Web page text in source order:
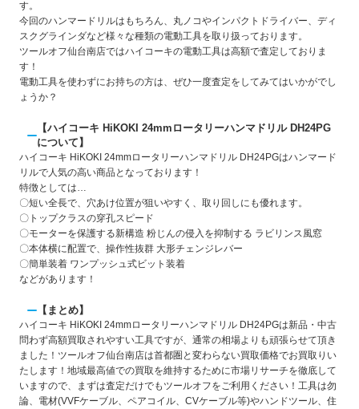
す。
今回のハンマードリルはもちろん、丸ノコやインパクトドライバー、ディ
スクグラインダなど様々な種類の電動工具を取り扱っております。
ツールオフ仙台南店ではハイコーキの電動工具は高額で査定しておりま
す！
電動工具を使わずにお持ちの方は、ぜひ一度査定をしてみてはいかがでし
ょうか？
【ハイコーキ HiKOKI 24mmロータリーハンマドリル DH24PG
について】
ハイコーキ HiKOKI 24mmロータリーハンマドリル DH24PGはハンマード
リルで人気の高い商品となっております！
特徴としては…
〇短い全長で、穴あけ位置が狙いやすく、取り回しにも優れます。
〇トップクラスの穿孔スピード
〇モーターを保護する新構造 粉じんの侵入を抑制する ラビリンス風窓
〇本体横に配置で、操作性抜群 大形チェンジレバー
〇簡単装着 ワンプッシュ式ビット装着
などがあります！
【まとめ】
ハイコーキ HiKOKI 24mmロータリーハンマドリル DH24PGは新品・中古
問わず高額買取されやすい工具ですが、通常の相場よりも頑張らせて頂き
ました！ツールオフ仙台南店は首都圏と変わらない買取価格でお買取りい
たします！地域最高値での買取を維持するために市場リサーチを徹底して
いますので、まずは査定だけでもツールオフをご利用ください！工具は勿
論、電材(VVFケーブル、ペアコイル、CVケーブル等)やハンドツール、住